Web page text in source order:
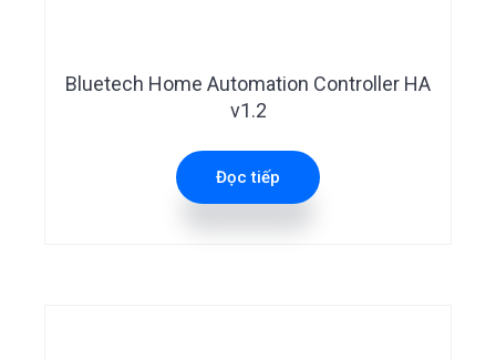
Bluetech Home Automation Controller HA
v1.2
Đọc tiếp